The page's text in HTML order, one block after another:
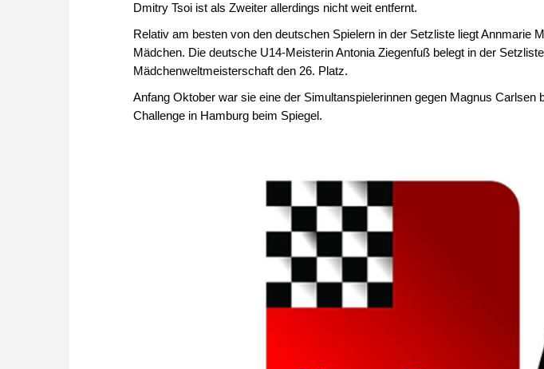
Dmitry Tsoi ist als Zweiter allerdings nicht weit entfernt.
Relativ am besten von den deutschen Spielern in der Setzliste liegt Annmarie
Mädchen. Die deutsche U14-Meisterin Antonia Ziegenfuß belegt in der
Mädchenweltmeisterschaft den 26. Platz.
Anfang Oktober war sie eine der Simultanspielerinnen gegen Magnus Carlsen
Challenge in Hamburg beim Spiegel.